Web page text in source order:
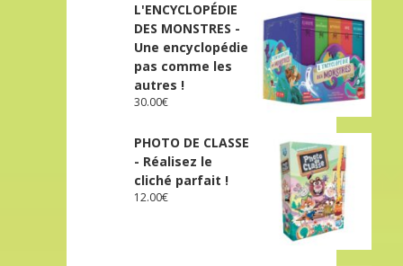
L'ENCYCLOPÉDIE
DES MONSTRES -
Une encyclopédie
pas comme les
autres !
30.00€
PHOTO DE CLASSE
- Réalisez le
cliché parfait !
12.00€